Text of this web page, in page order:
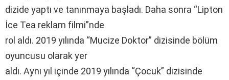
dizide yaptı ve tanınmaya başladı. Daha sonra “Lipton
İce Tea reklam filmi”nde
rol aldı. 2019 yılında “Mucize Doktor” dizisinde bölüm
oyuncusu olarak yer
aldı. Aynı yıl içinde 2019 yılında “Çocuk” dizisinde